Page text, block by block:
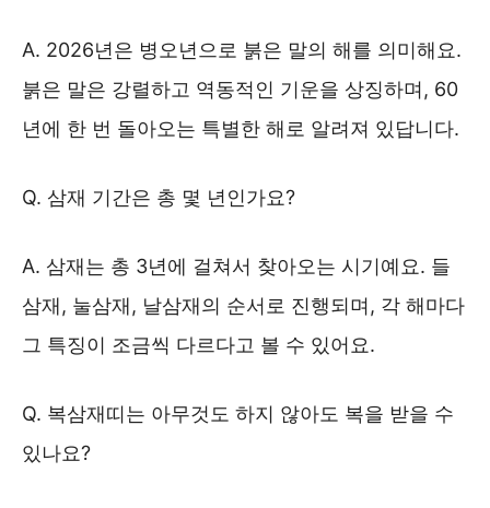
A. 2026년은 병오년으로 붉은 말의 해를 의미해요.
붉은 말은 강렬하고 역동적인 기운을 상징하며, 60
년에 한 번 돌아오는 특별한 해로 알려져 있답니다.
Q. 삼재 기간은 총 몇 년인가요?
A. 삼재는 총 3년에 걸쳐서 찾아오는 시기예요. 들
삼재, 눌삼재, 날삼재의 순서로 진행되며, 각 해마다
그 특징이 조금씩 다르다고 볼 수 있어요.
Q. 복삼재띠는 아무것도 하지 않아도 복을 받을 수
있나요?